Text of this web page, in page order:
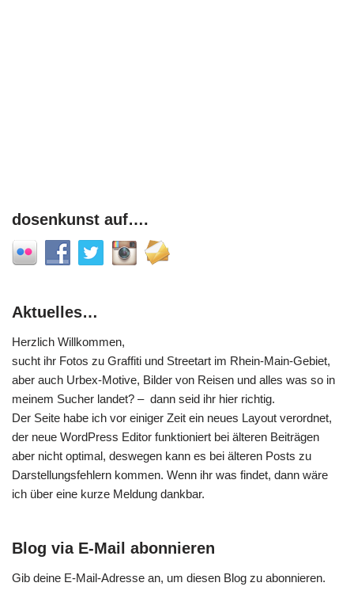
dosenkunst auf….
Aktuelles…
Herzlich Willkommen,
sucht ihr Fotos zu Graffiti und Streetart im Rhein-Main-Gebiet,
aber auch Urbex-Motive, Bilder von Reisen und alles was so in
meinem Sucher landet? – dann seid ihr hier richtig.
Der Seite habe ich vor einiger Zeit ein neues Layout verordnet,
der neue WordPress Editor funktioniert bei älteren Beiträgen
aber nicht optimal, deswegen kann es bei älteren Posts zu
Darstellungsfehlern kommen. Wenn ihr was findet, dann wäre
ich über eine kurze Meldung dankbar.
Blog via E-Mail abonnieren
Gib deine E-Mail-Adresse an, um diesen Blog zu abonnieren.